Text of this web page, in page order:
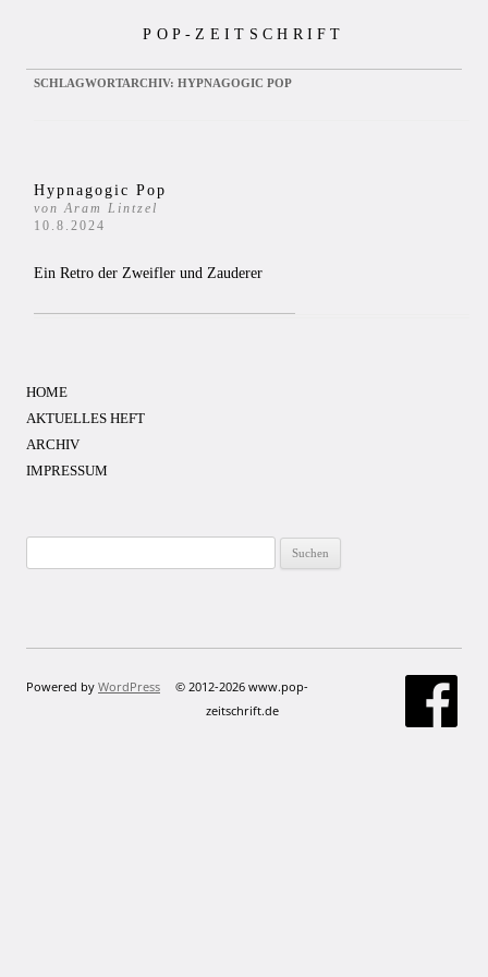
POP-ZEITSCHRIFT
SCHLAGWORTARCHIV: HYPNAGOGIC POP
Hypnagogic Pop
von Aram Lintzel
10.8.2024
Ein Retro der Zweifler und Zauderer
HOME
AKTUELLES HEFT
ARCHIV
IMPRESSUM
nach:
Powered by WordPress
© 2012-2026 www.pop-
zeitschrift.de